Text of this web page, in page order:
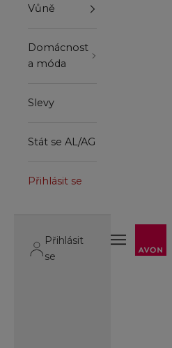
Otevřít
Otevřít
Vůně
Domácnost
a móda
Slevy
Stát se AL/AG
Přihlásit se
Přihlásit
se